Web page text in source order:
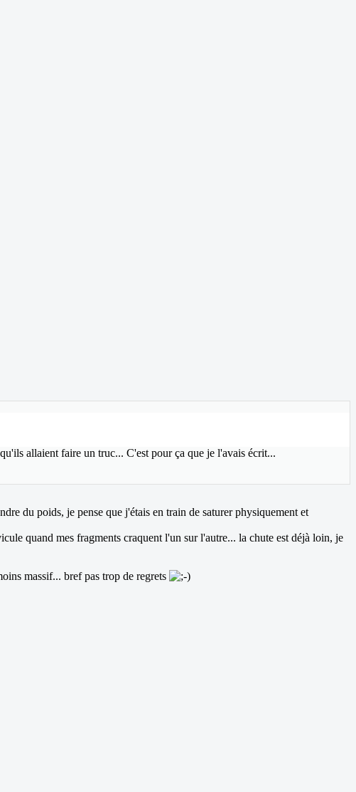
allaient faire un truc... C'est pour ça que je l'avais écrit...
du poids, je pense que j'étais en train de saturer physiquement et
quand mes fragments craquent l'un sur l'autre... la chute est déjà loin, je
massif... bref pas trop de regrets